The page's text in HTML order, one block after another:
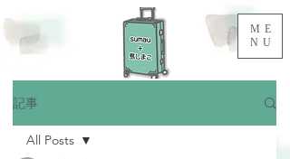
ME
NU
記事
All Posts